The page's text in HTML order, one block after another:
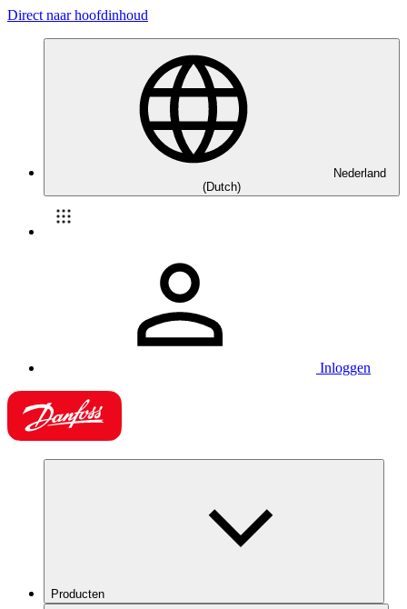
Direct naar hoofdinhoud
Nederland
(Dutch)
Inloggen
Producten